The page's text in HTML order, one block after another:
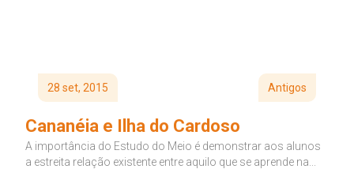
28 set, 2015 Antigos
Cananéia e Ilha do Cardoso
A importância do Estudo do Meio é demonstrar aos alunos
a estreita relação existente entre aquilo que se aprende na...